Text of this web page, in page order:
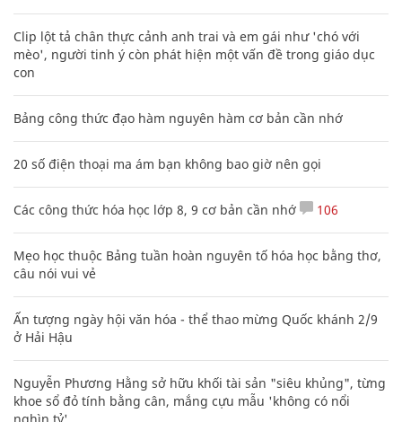
Clip lột tả chân thực cảnh anh trai và em gái như 'chó với
mèo', người tinh ý còn phát hiện một vấn đề trong giáo dục
con
Bảng công thức đạo hàm nguyên hàm cơ bản cần nhớ
20 số điện thoại ma ám bạn không bao giờ nên gọi
Các công thức hóa học lớp 8, 9 cơ bản cần nhớ 106
Mẹo học thuộc Bảng tuần hoàn nguyên tố hóa học bằng thơ,
câu nói vui vẻ
Ấn tượng ngày hội văn hóa - thể thao mừng Quốc khánh 2/9
ở Hải Hậu
Nguyễn Phương Hằng sở hữu khối tài sản "siêu khủng", từng
khoe sổ đỏ tính bằng cân, mắng cựu mẫu 'không có nổi